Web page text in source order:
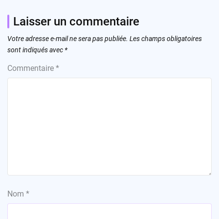
Laisser un commentaire
Votre adresse e-mail ne sera pas publiée. Les champs obligatoires
sont indiqués avec *
Commentaire *
Nom *